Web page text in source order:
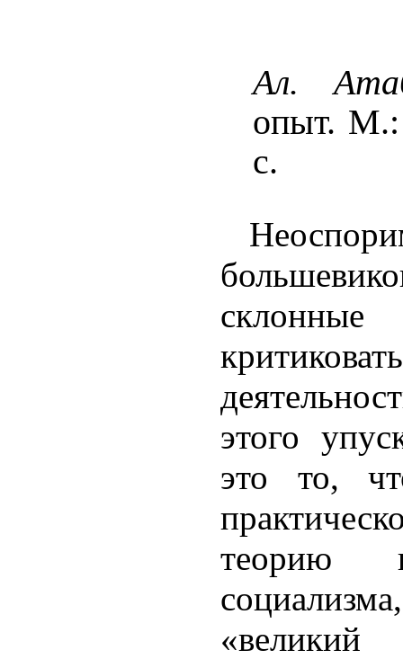
Ал.
опыт.
с.
склонные
этого
это то,
теорию